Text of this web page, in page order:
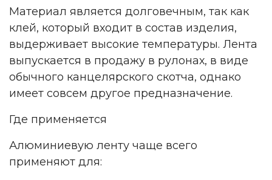
Материал является долговечным, так как
клей, который входит в состав изделия,
выдерживает высокие температуры. Лента
выпускается в продажу в рулонах, в виде
обычного канцелярского скотча, однако
имеет совсем другое предназначение.
Где применяется
Алюминиевую ленту чаще всего
применяют для: